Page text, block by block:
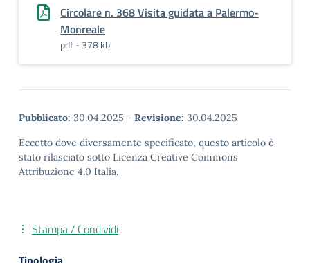
Circolare n. 368 Visita guidata a Palermo-
Monreale
pdf - 378 kb
Pubblicato: 30.04.2025 - Revisione: 30.04.2025
Eccetto dove diversamente specificato, questo articolo è
stato rilasciato sotto Licenza Creative Commons
Attribuzione 4.0 Italia.
Stampa / Condividi